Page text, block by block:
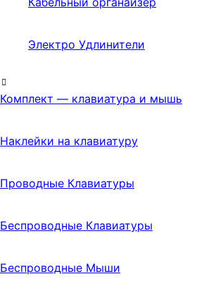
Электро Удлинители
Комплект — клавиатура и мышь
Наклейки на клавиатуру
Проводные Клавиатуры
Беспроводные Клавиатуры
Беспроводные Мыши